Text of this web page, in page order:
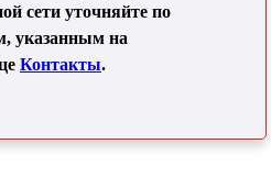
сети уточняйте по
указанным на
Контакты.